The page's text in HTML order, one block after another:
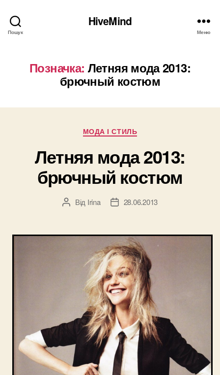
Пошук
HiveMind
Меню
Позначка: Летняя мода 2013:
брючный костюм
Категорії
МОДА І СТИЛЬ
Летняя мода 2013:
брючный костюм
Автор
Від Irina
Дата28.06.2013